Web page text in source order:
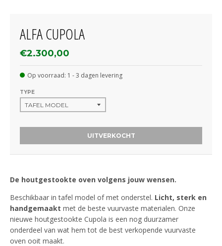
ALFA CUPOLA
€2.300,00
Op voorraad: 1 - 3 dagen levering
TYPE
UITVERKOCHT
De houtgestookte oven volgens jouw wensen.
Beschikbaar in tafel model of met onderstel. Licht, sterk en
handgemaakt met de beste vuurvaste materialen. Onze
nieuwe houtgestookte Cupola is een nog duurzamer
onderdeel van wat hem tot de best verkopende vuurvaste
oven ooit maakt.